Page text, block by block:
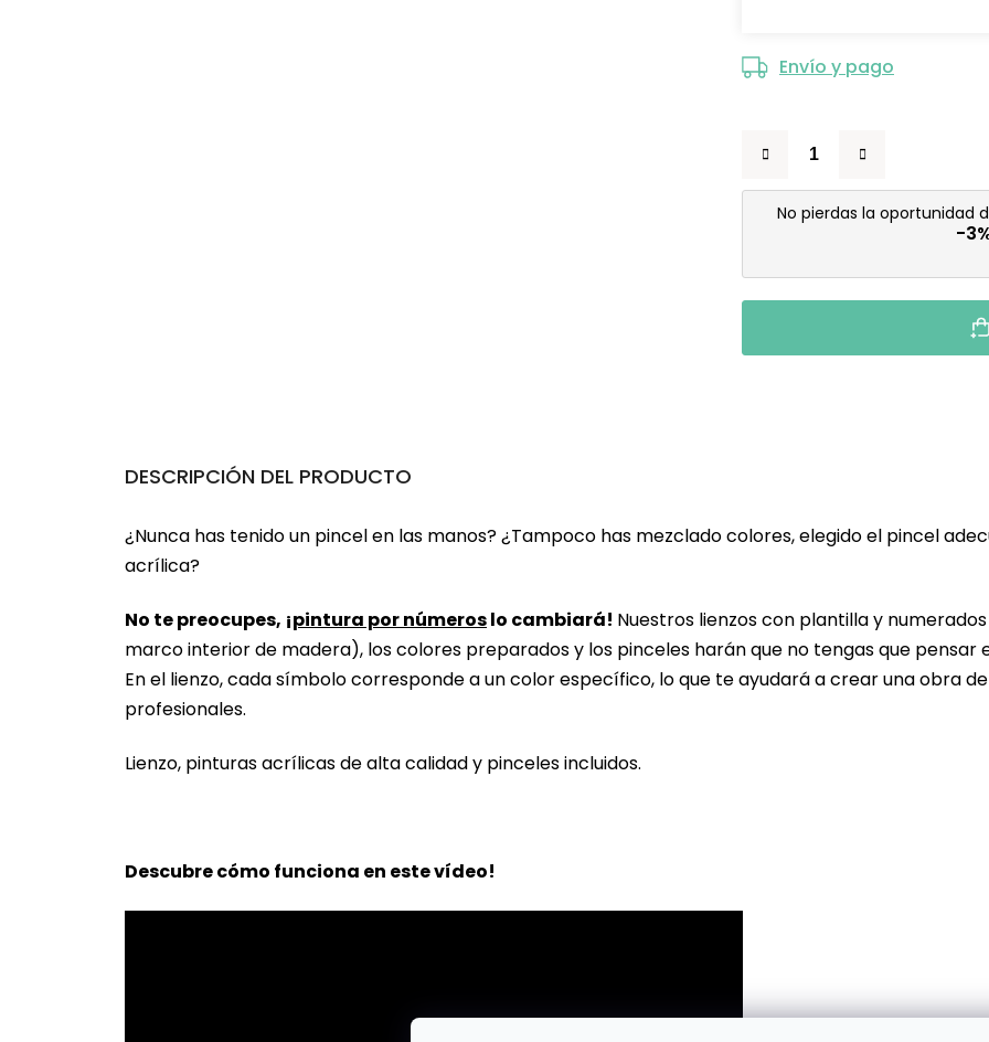
Envío y pago
No pierdas la oportunidad
-
DESCRIPCIÓN DEL PRODUCTO
¿Nunca has tenido un pincel en las manos? ¿Tampoco has mezclado colores, elegido el pincel
acrílica?
No te preocupes, ¡pintura por númeroslo cambiará! Nuestros lienzos con plantilla y
marco interior de madera), los colores preparados y los pinceles harán que no tengas que pensar
En el lienzo, cada símbolo corresponde a un color específico, lo que te ayudará a crear una obra
profesionales.
Lienzo, pinturas acrílicas de alta calidad y pinceles incluidos.
Descubre cómo funciona en este vídeo!